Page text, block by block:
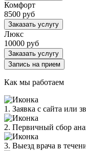
Комфорт
8500 руб
Заказать услугу
Люкс
10000 руб
Заказать услугу
Запись на прием
Как мы работаем
1. Заявка с сайта или
2. Первичный сбор
3. Выезд врача в